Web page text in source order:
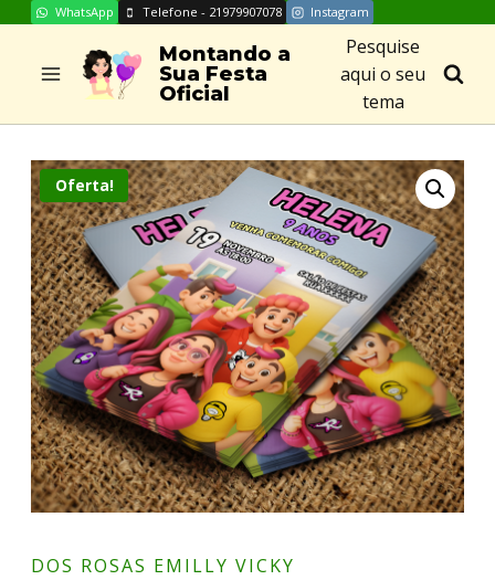
Skip
content
WhatsApp Telefone - 21979907078 Instagram
Montando a
Sua Festa
Oficial
Pesquise
aqui o seu
tema
Oferta!
DOS ROSAS EMILLY VICKY